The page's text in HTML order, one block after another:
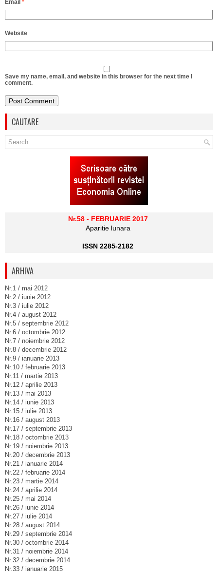
Email *
Website
Save my name, email, and website in this browser for the next time I
comment.
CAUTARE
Nr.58 - FEBRUARIE 2017
Aparitie lunara
ISSN 2285-2182
ARHIVA
Nr.1 / mai 2012
Nr.2 / iunie 2012
Nr.3 / iulie 2012
Nr.4 / august 2012
Nr.5 / septembrie 2012
Nr.6 / octombrie 2012
Nr.7 / noiembrie 2012
Nr.8 / decembrie 2012
Nr.9 / ianuarie 2013
Nr.10 / februarie 2013
Nr.11 / martie 2013
Nr.12 / aprilie 2013
Nr.13 / mai 2013
Nr.14 / iunie 2013
Nr.15 / iulie 2013
Nr.16 / august 2013
Nr.17 / septembrie 2013
Nr.18 / octombrie 2013
Nr.19 / noiembrie 2013
Nr.20 / decembrie 2013
Nr.21 / ianuarie 2014
Nr.22 / februarie 2014
Nr.23 / martie 2014
Nr.24 / aprilie 2014
Nr.25 / mai 2014
Nr.26 / iunie 2014
Nr.27 / iulie 2014
Nr.28 / august 2014
Nr.29 / septembrie 2014
Nr.30 / octombrie 2014
Nr.31 / noiembrie 2014
Nr.32 / decembrie 2014
Nr.33 / ianuarie 2015